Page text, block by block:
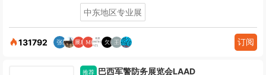
中东地区专业展
131792 订阅
推荐 巴西军警防务展览会LAAD